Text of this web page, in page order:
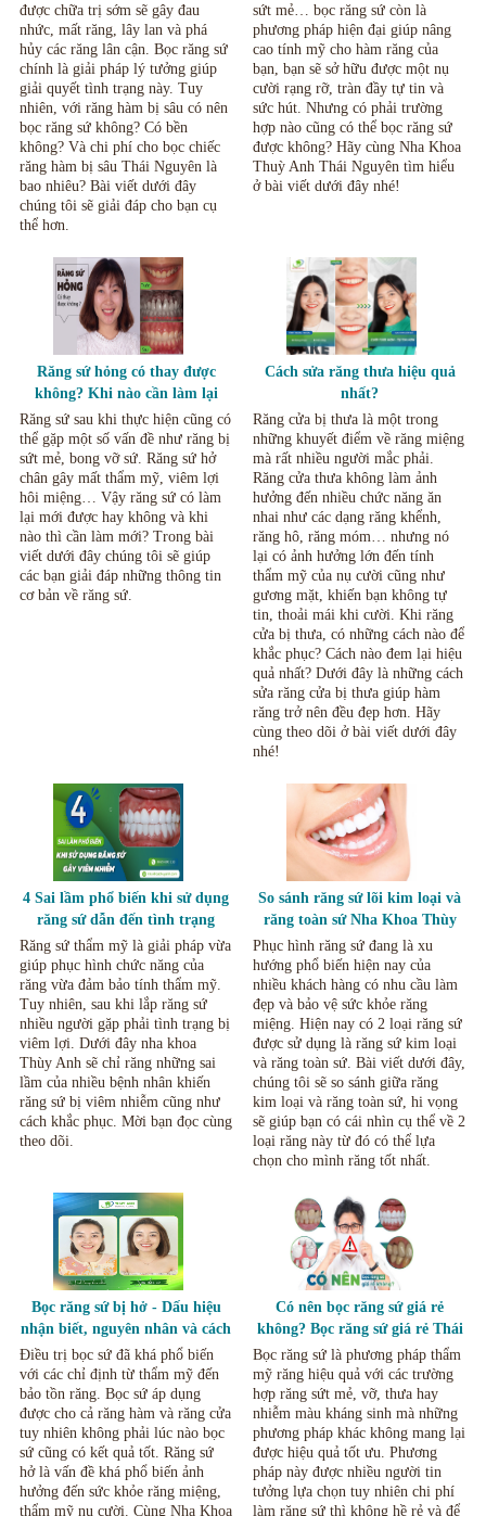
được chữa trị sớm sẽ gây đau
nhức, mất răng, lây lan và phá
hủy các răng lân cận. Bọc răng sứ
chính là giải pháp lý tưởng giúp
giải quyết tình trạng này. Tuy
nhiên, với răng hàm bị sâu có nên
bọc răng sứ không? Có bền
không? Và chi phí cho bọc chiếc
răng hàm bị sâu Thái Nguyên là
bao nhiêu? Bài viết dưới đây
chúng tôi sẽ giải đáp cho bạn cụ
thể hơn.
sứt mẻ… bọc răng sứ còn là
phương pháp hiện đại giúp nâng
cao tính mỹ cho hàm răng của
bạn, bạn sẽ sở hữu được một nụ
cười rạng rỡ, tràn đầy tự tin và
sức hút. Nhưng có phải trường
hợp nào cũng có thể bọc răng sứ
được không? Hãy cùng Nha Khoa
Thuỳ Anh Thái Nguyên tìm hiểu
ở bài viết dưới đây nhé!
Răng sứ hỏng có thay được
không? Khi nào cần làm lại
răng sứ mới Thái Nguyên?
Răng sứ sau khi thực hiện cũng có
thể gặp một số vấn đề như răng bị
sứt mẻ, bong vỡ sứ. Răng sứ hở
chân gây mất thẩm mỹ, viêm lợi
hôi miệng… Vậy răng sứ có làm
lại mới được hay không và khi
nào thì cần làm mới? Trong bài
viết dưới đây chúng tôi sẽ giúp
các bạn giải đáp những thông tin
cơ bản về răng sứ.
Cách sửa răng thưa hiệu quả
nhất?
Răng cửa bị thưa là một trong
những khuyết điểm về răng miệng
mà rất nhiều người mắc phải.
Răng cửa thưa không làm ảnh
hưởng đến nhiều chức năng ăn
nhai như các dạng răng khểnh,
răng hô, răng móm… nhưng nó
lại có ảnh hưởng lớn đến tính
thẩm mỹ của nụ cười cũng như
gương mặt, khiến bạn không tự
tin, thoải mái khi cười. Khi răng
cửa bị thưa, có những cách nào để
khắc phục? Cách nào đem lại hiệu
quả nhất? Dưới đây là những cách
sửa răng cửa bị thưa giúp hàm
răng trở nên đều đẹp hơn. Hãy
cùng theo dõi ở bài viết dưới đây
nhé!
4 Sai lầm phổ biến khi sử dụng
răng sứ dẫn đến tình trạng
viêm nhiễm
Răng sứ thẩm mỹ là giải pháp vừa
giúp phục hình chức năng của
răng vừa đảm bảo tính thẩm mỹ.
Tuy nhiên, sau khi lắp răng sứ
nhiều người gặp phải tình trạng bị
viêm lợi. Dưới đây nha khoa
Thùy Anh sẽ chỉ răng những sai
lầm của nhiều bệnh nhân khiến
răng sứ bị viêm nhiễm cũng như
cách khắc phục. Mời bạn đọc cùng
theo dõi.
So sánh răng sứ lõi kim loại và
răng toàn sứ Nha Khoa Thùy
Anh Thái Nguyên
Phục hình răng sứ đang là xu
hướng phổ biến hiện nay của
nhiều khách hàng có nhu cầu làm
đẹp và bảo vệ sức khỏe răng
miệng. Hiện nay có 2 loại răng sứ
được sử dụng là răng sứ kim loại
và răng toàn sứ. Bài viết dưới đây,
chúng tôi sẽ so sánh giữa răng
kim loại và răng toàn sứ, hi vọng
sẽ giúp bạn có cái nhìn cụ thể về 2
loại răng này từ đó có thể lựa
chọn cho mình răng tốt nhất.
Bọc răng sứ bị hở - Dấu hiệu
nhận biết, nguyên nhân và cách
khắc phục Nha Khoa Thùy Anh
Thái Nguyên
Điều trị bọc sứ đã khá phổ biến
với các chỉ định từ thẩm mỹ đến
bảo tồn răng. Bọc sứ áp dụng
được cho cả răng hàm và răng cửa
tuy nhiên không phải lúc nào bọc
sứ cũng có kết quả tốt. Răng sứ
hở là vấn đề khá phổ biến ảnh
hưởng đến sức khỏe răng miệng,
thẩm mỹ nụ cười. Cùng Nha Khoa
Có nên bọc răng sứ giá rẻ
không? Bọc răng sứ giá rẻ Thái
Nguyên
Bọc răng sứ là phương pháp thẩm
mỹ răng hiệu quả với các trường
hợp răng sứt mẻ, vỡ, thưa hay
nhiễm màu kháng sinh mà những
phương pháp khác không mang lại
được hiệu quả tốt ưu. Phương
pháp này được nhiều người tin
tưởng lựa chọn tuy nhiên chi phí
làm răng sứ thì không hề rẻ và để